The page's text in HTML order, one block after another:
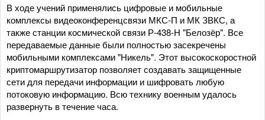
В ходе учений применялись цифровые и мобильные
комплексы видеоконференцсвязи МКС-П и МК ЗВКС, а
также станции космической связи Р-438-Н "Белозёр". Все
передаваемые данные были полностью засекречены
мобильными комплексами "Никель". Этот высокоскоростной
криптомаршрутизатор позволяет создавать защищенные
сети для передачи информации и шифровать любую
потоковую информацию. Всю технику военным удалось
развернуть в течение часа.